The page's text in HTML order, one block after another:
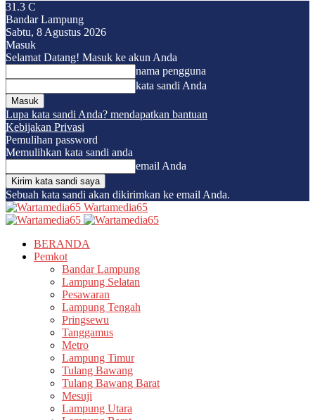
31.3 C
Bandar Lampung
Sabtu, 8 Agustus 2026
Masuk
Selamat Datang! Masuk ke akun Anda
nama pengguna
kata sandi Anda
Lupa kata sandi Anda? mendapatkan bantuan
Kebijakan Privasi
Pemulihan password
Memulihkan kata sandi anda
email Anda
Sebuah kata sandi akan dikirimkan ke email Anda.
Wartamedia65
BERANDA
Pemkot
Bandar Lampung
Lampung Selatan
Pesawaran
Lampung Tengah
Pringsewu
Tanggamus
Metro
Lampung Timur
Tulang Bawang
Tulang Bawang Barat
Mesuji
Lampung Utara